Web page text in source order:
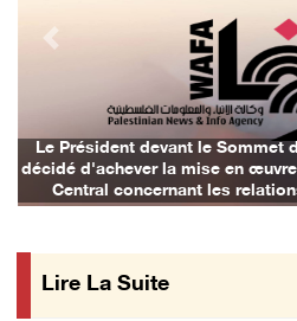
06/August/2026 11:05 AM
L'occupation poursuit son
06/August/2026 09:32 AM
Les autorités israéliennes
06/August/2026 09:10 AM
Blessures et incendies criminels
Le Président devant le Sommet
décidé d'achever la mise en
Central concernant les
Previous
Lire La Suite